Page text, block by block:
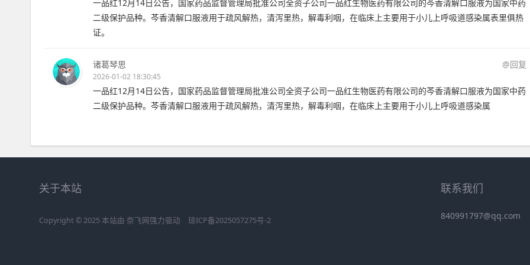
一品红12月14日公告，国家药品监督管理局批准公司全资子公司一品红生物医药有限公司的芩香清解口服液为国家中药
二级保护品种。芩香清解口服液用于疏风解热，清泻里热，解毒利咽，在临床上主要用于小儿上呼吸道感染属表里俱热
证。
诸葛琴思 @回复
2026-01-02 18:30:45
一品红12月14日公告，国家药品监督管理局批准公司全资子公司一品红生物医药有限公司的芩香清解口服液为国家中药
二级保护品种。芩香清解口服液用于疏风解热，清泻里热，解毒利咽，在临床上主要用于小儿上呼吸道感染属
关于本站
Copyright © 2025 本站由 奈飞网强力驱动 琼ICP备2025057275号-2
联系我们
840991797@qq.com